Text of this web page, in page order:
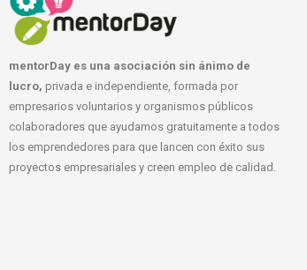
mentorDay es una asociación sin ánimo de
lucro, privada e independiente, formada por
empresarios voluntarios y organismos públicos
colaboradores que ayudamos gratuitamente a todos
los emprendedores para que lancen con éxito sus
proyectos empresariales y creen empleo de calidad.